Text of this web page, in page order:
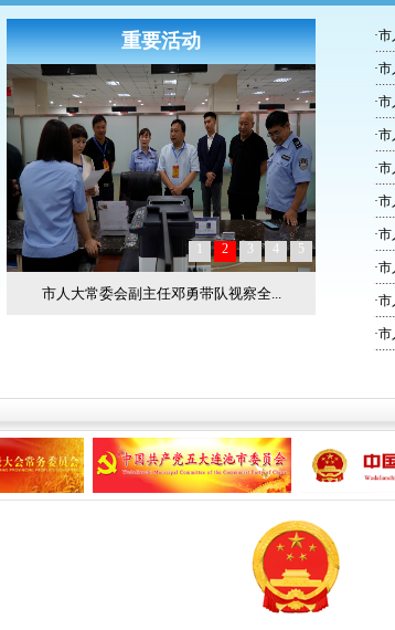
重要活动
市人大常委会副主任邓勇带队视察市...
2 3 4 5
·
·
·
·
·
·
·
·
·
·